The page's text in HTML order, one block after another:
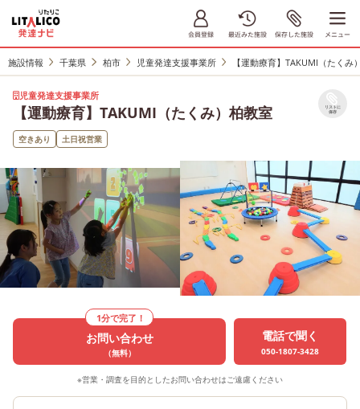
施設情報 千葉県 柏市 児童発達支援事業所 【運動療育】TAKUMI（たくみ
児童発達支援事業所
【運動療育】TAKUMI（たくみ）柏教室 リストに
保存
空きあり 土日祝営業
1分で完了！
お問い合わせ
（無料）
電話で聞く
050-1807-3428
※営業・調査を目的としたお問い合わせはご遠慮ください